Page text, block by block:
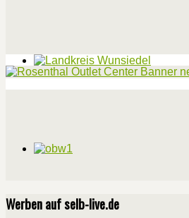
Werben auf selb-live.de